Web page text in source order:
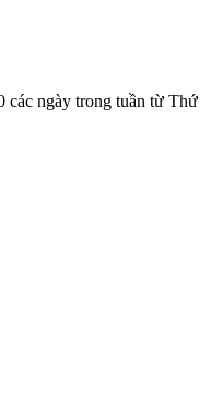
các ngày trong tuần từ Thứ